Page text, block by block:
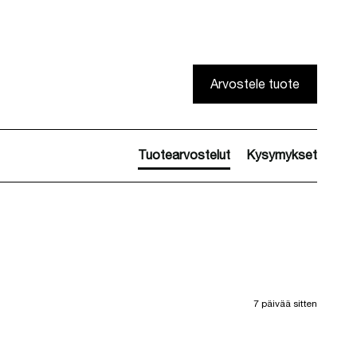
Arvostele tuote
Tuotearvostelut Kysymykset
7 päivää sitten